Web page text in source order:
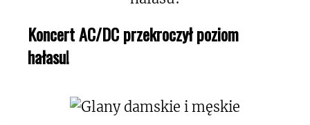
Koncert AC/DC przekroczył poziom
hałasu!